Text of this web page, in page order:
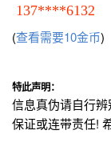
137****6132
(查看需要10金币)
特此声明：
信息真伪请自行
保证或连带责任!